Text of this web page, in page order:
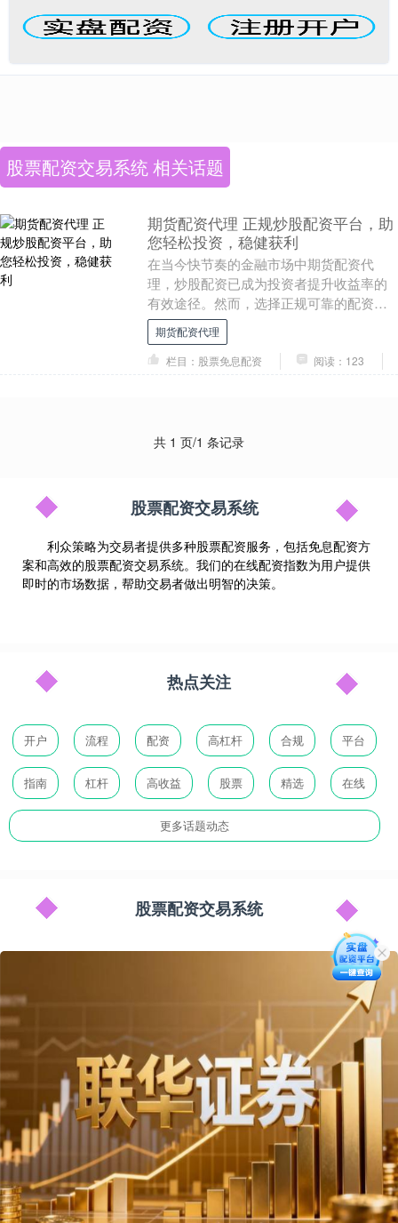
股票配资交易系统 相关话题
期货配资代理 正规炒股配资平台，助
您轻松投资，稳健获利
在当今快节奏的金融市场中期货配资代
理，炒股配资已成为投资者提升收益率的
有效途径。然而，选择正规可靠的配资平
台至关重要，以确保您的资金安全和投资
收益。 股牛网配资....
期货配资代理
栏目：股票免息配资
阅读：123
共 1 页/1 条记录
股票配资交易系统
利众策略为交易者提供多种股票配资服务，包括免息配资方
案和高效的股票配资交易系统。我们的在线配资指数为用户提供
即时的市场数据，帮助交易者做出明智的决策。
热点关注
开户 流程 配资 高杠杆 合规 平台
指南 杠杆 高收益 股票 精选 在线
更多话题动态
股票配资交易系统